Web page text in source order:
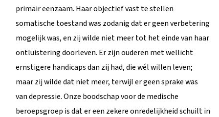
primair eenzaam. Haar objectief vast te stellen
somatische toestand was zodanig dat er geen verbetering
mogelijk was, en zij wilde niet meer tot het einde van haar
ontluistering doorleven. Er zijn ouderen met wellicht
ernstigere handicaps dan zij had, die wél willen leven;
maar zij wilde dat niet meer, terwijl er geen sprake was
van depressie. Onze boodschap voor de medische
beroepsgroep is dat er een zekere onredelijkheid schuilt in